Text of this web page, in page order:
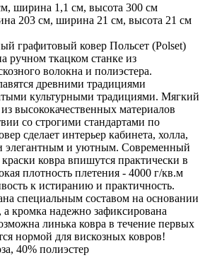
ширина 1,1 см, высота 300 см
203 см, ширина 21 см, высота 21 см
графитовый ковер Польсет (Polset)
ручном ткацком станке из
волокна и полиэстера.
древними традициями
культурными традициями. Мягкий
высококачественных материалов
со строгими стандартами по
сделает интерьер кабинета, холла,
элегантным и уютным. Современный
ковра впишутся практически в
плотность плетения - 4000 г/кв.м
к истиранию и практичность.
специальным составом на основании
а кромка надежно зафиксирована
линька ковра в течение первых
нормой для вискозных ковров!
40% полиэстер